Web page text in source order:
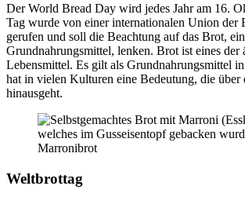
Der World Bread Day wird jedes Jahr am 16.
Tag wurde von einer internationalen Union der
gerufen und soll die Beachtung auf das Brot,
Grundnahrungsmittel, lenken. Brot ist eines der
Lebensmittel. Es gilt als Grundnahrungsmittel
hat in vielen Kulturen eine Bedeutung, die über
hinausgeht.
Marronibrot
Weltbrottag